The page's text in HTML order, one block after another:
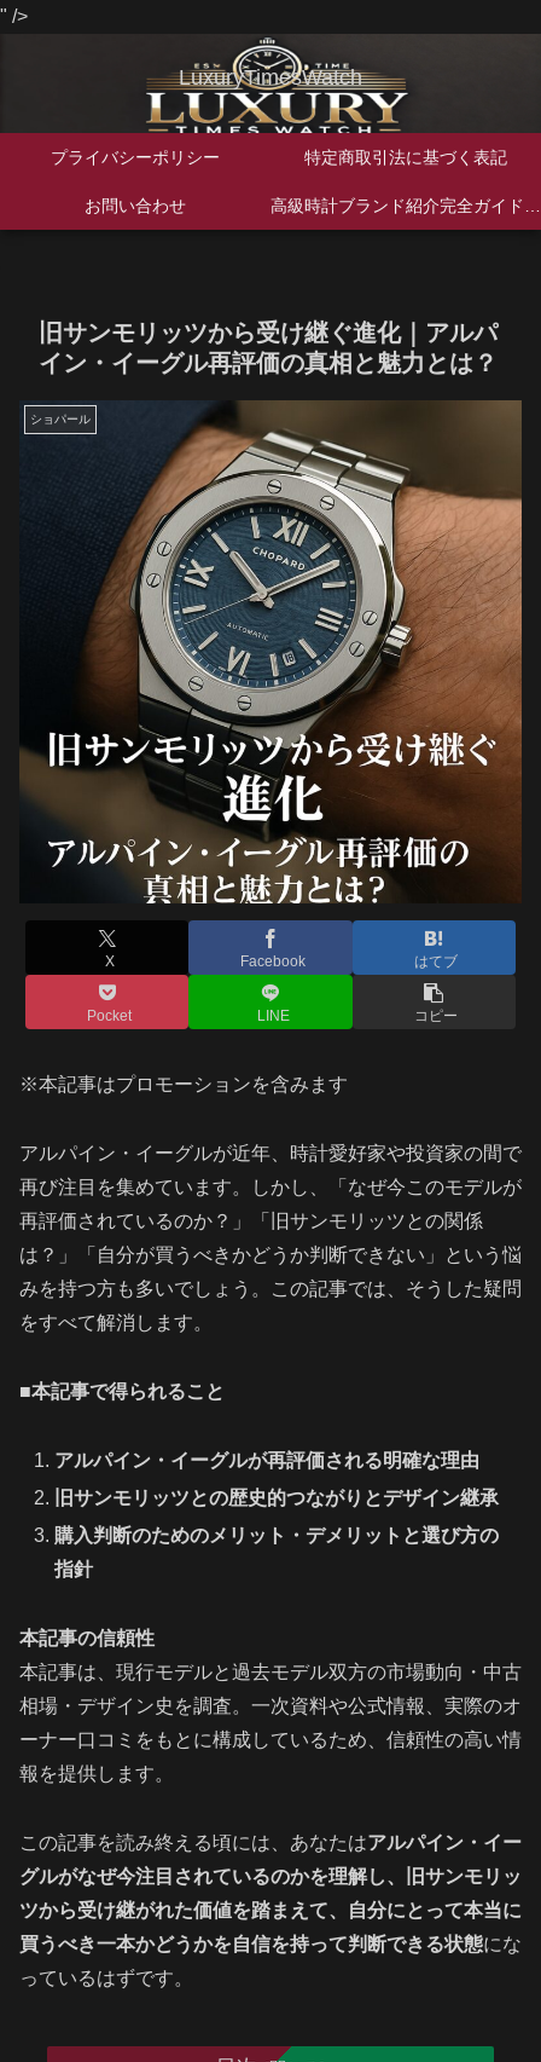
" />
LuxuryTimesWatch
プライバシーポリシー 特定商取引法に基づく表記
お問い合わせ
旧サンモリッツから受け継ぐ進化｜アルパ
イン・イーグル再評価の真相と魅力とは？
ショパール
X Facebook はてブ
Pocket LINE コピー
※本記事はプロモーションを含みます
アルパイン・イーグルが近年、時計愛好家や投資家の間で
再び注目を集めています。しかし、「なぜ今このモデルが
再評価されているのか？」「旧サンモリッツとの関係
は？」「自分が買うべきかどうか判断できない」という悩
みを持つ方も多いでしょう。この記事では、そうした疑問
をすべて解消します。
■本記事で得られること
アルパイン・イーグルが再評価される明確な理由
旧サンモリッツとの歴史的つながりとデザイン継承
購入判断のためのメリット・デメリットと選び方の
指針
本記事の信頼性
本記事は、現行モデルと過去モデル双方の市場動向・中古
相場・デザイン史を調査。一次資料や公式情報、実際のオ
ーナー口コミをもとに構成しているため、信頼性の高い情
報を提供します。
この記事を読み終える頃には、あなたはアルパイン・イー
グルがなぜ今注目されているのかを理解し、旧サンモリッ
ツから受け継がれた価値を踏まえて、自分にとって本当に
買うべき一本かどうかを自信を持って判断できる状態にな
っているはずです。